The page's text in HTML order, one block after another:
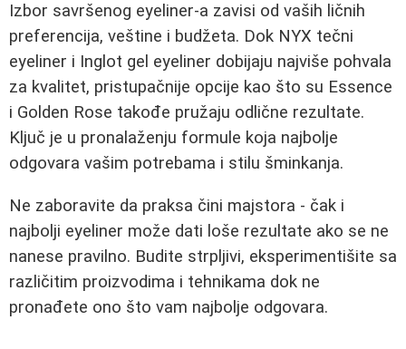
Izbor savršenog eyeliner-a zavisi od vaših ličnih
preferencija, veštine i budžeta. Dok NYX tečni
eyeliner i Inglot gel eyeliner dobijaju najviše pohvala
za kvalitet, pristupačnije opcije kao što su Essence
i Golden Rose takođe pružaju odlične rezultate.
Ključ je u pronalaženju formule koja najbolje
odgovara vašim potrebama i stilu šminkanja.
Ne zaboravite da praksa čini majstora - čak i
najbolji eyeliner može dati loše rezultate ako se ne
nanese pravilno. Budite strpljivi, eksperimentišite sa
različitim proizvodima i tehnikama dok ne
pronađete ono što vam najbolje odgovara.